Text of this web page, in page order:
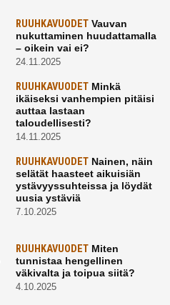
RUUHKAVUODETVauvan
nukuttaminen huudattamalla
– oikein vai ei?
24.11.2025
RUUHKAVUODETMinkä
ikäiseksi vanhempien pitäisi
auttaa lastaan
taloudellisesti?
14.11.2025
RUUHKAVUODETNainen, näin
selätät haasteet aikuisiän
ystävyyssuhteissa ja löydät
uusia ystäviä
7.10.2025
RUUHKAVUODETMiten
tunnistaa hengellinen
väkivalta ja toipua siitä?
4.10.2025